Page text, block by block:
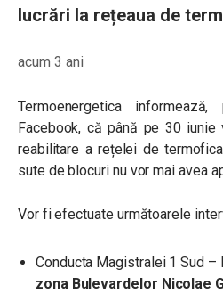
lucrări la rețeaua de
acum 3 ani
Termoenergetica
Facebook, că până pe 30
reabilitare a rețelei de
sute de blocuri nu vor mai avea
Vor fi efectuate următoarele
Conducta Magistralei 1 Sud
zona Bulevardelor Nicolae